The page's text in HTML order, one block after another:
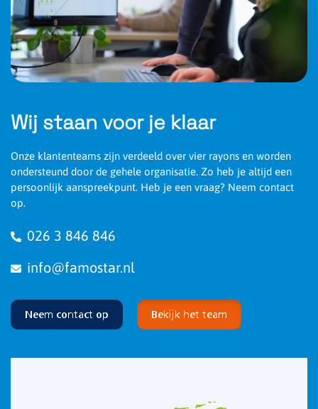
Wij staan voor je klaar
Onze klantenteams zijn verdeeld over vier rayons en worden
ondersteund door de gehele organisatie. Zo heb je altijd een
persoonlijk aanspreekpunt. Heb je een vraag? Neem contact
op.
026 3 846 846
info@famostar.nl
Neem contact op Bekijk het team